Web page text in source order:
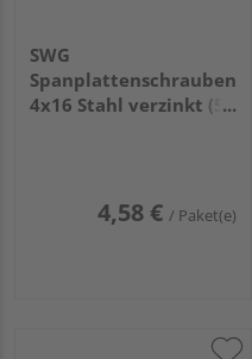
SWG
Spanplattenschrauben
4x16 Stahl verzinkt (50
4,58 € / Paket(e)